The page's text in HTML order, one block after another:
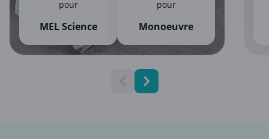
pour
MEL Science
pour
Monoeuvre